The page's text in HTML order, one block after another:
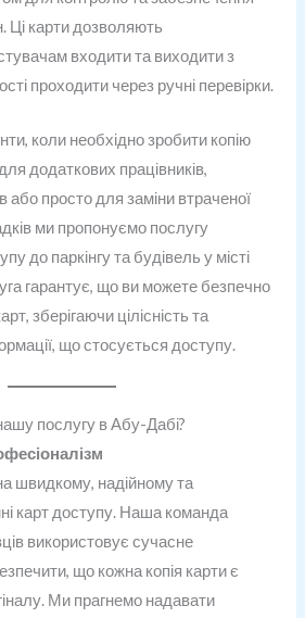
Ці карти дозволяють
входити та виходити з
проходити через ручні перевірки.
коли необхідно зробити копію
додаткових працівників,
або просто для заміни втраченої
ми пропонуємо послугу
до паркінгу та будівель у місті
гарантує, що ви можете безпечно
зберігаючи цілісність та
що стосується доступу.
послугу в Абу-Дабі?
швидкому, надійному та
карт доступу. Наша команда
використовує сучасне
що кожна копія карти є
Ми прагнемо надавати